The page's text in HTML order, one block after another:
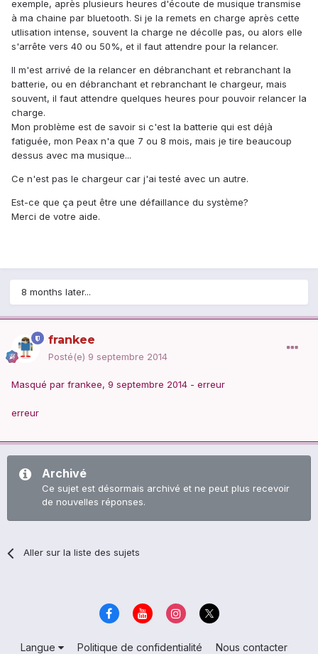
exemple, après plusieurs heures d'écoute de musique transmise
à ma chaine par bluetooth. Si je la remets en charge après cette
utlisation intense, souvent la charge ne décolle pas, ou alors elle
s'arrête vers 40 ou 50%, et il faut attendre pour la relancer.
Il m'est arrivé de la relancer en débranchant et rebranchant la
batterie, ou en débranchant et rebranchant le chargeur, mais
souvent, il faut attendre quelques heures pour pouvoir relancer la
charge.
Mon problème est de savoir si c'est la batterie qui est déjà
fatiguée, mon Peax n'a que 7 ou 8 mois, mais je tire beaucoup
dessus avec ma musique...
Ce n'est pas le chargeur car j'ai testé avec un autre.
Est-ce que ça peut être une défaillance du système?
Merci de votre aide.
8 months later...
frankee
Posté(e) 9 septembre 2014
Masqué par frankee, 9 septembre 2014 - erreur
erreur
Archivé
Ce sujet est désormais archivé et ne peut plus recevoir
de nouvelles réponses.
Aller sur la liste des sujets
Langue Politique de confidentialité Nous contacter